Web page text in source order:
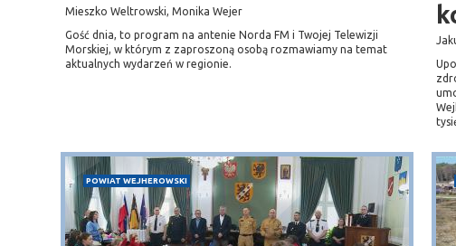
Mieszko Weltrowski, Monika Wejer
Gość dnia, to program na antenie Norda FM i Twojej Telewizji
Morskiej, w którym z zaproszoną osobą rozmawiamy na temat
aktualnych wydarzeń w regionie.
POWIAT WEJHEROWSKI